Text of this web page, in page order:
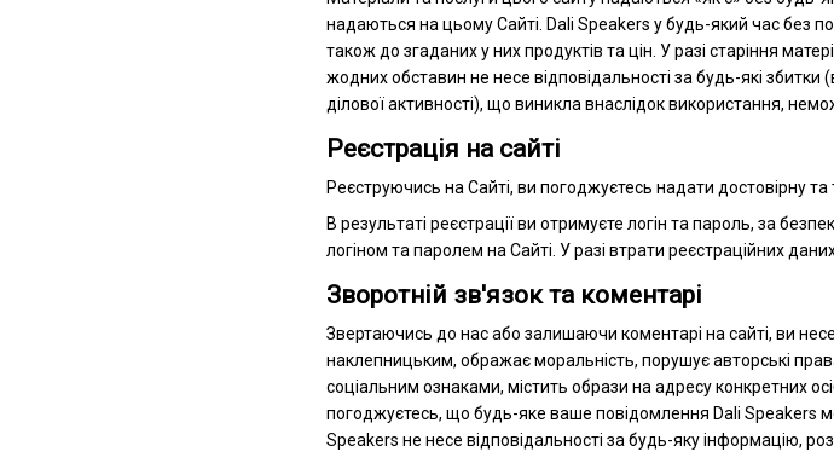
надаються на цьому Сайті. Dali Speakers у будь-який час без
також до згаданих у них продуктів та цін. У разі старіння
жодних обставин не несе відповідальності за будь-які
ділової активності), що виникла внаслідок використання,
Реєстрація на сайті
Реєструючись на Сайті, ви погоджуєтесь надати достовірну та
В результаті реєстрації ви отримуєте логін та пароль, за
логіном та паролем на Сайті. У разі втрати реєстраційних
Зворотній зв'язок та коментарі
Звертаючись до нас або залишаючи коментарі на сайті, ви
наклепницьким, ображає моральність, порушує авторські
соціальним ознаками, містить образи на адресу конкретних
погоджуєтесь, що будь-яке ваше повідомлення Dali Speakers
Speakers не несе відповідальності за будь-яку інформацію,